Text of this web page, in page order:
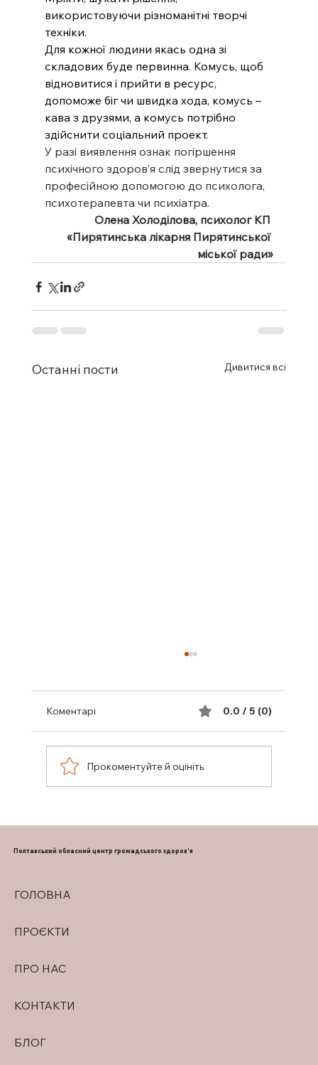
використовуючи різноманітні творчі
техніки.
Для кожної людини якась одна зі
складових буде первинна. Комусь, щоб
відновитися і прийти в ресурс,
допоможе біг чи швидка хода, комусь –
кава з друзями, а комусь потрібно
здійснити соціальний проект.
У разі виявлення ознак погіршення
психічного здоров’я слід звернутися за
професійною допомогою до психолога,
психотерапевта чи психіатра.
Олена Холоділова, психолог КП
«Пирятинська лікарня Пирятинської
міської ради»
Останні пости Дивитися всі
Коментарі 0.0 / 5 (0)
Прокоментуйте й оцініть
ГОЛОВНА
ПРОЄКТИ
ПРО НАС
КОНТАКТИ
БЛОГ
Полтавський обласний центр громадського здоров'я